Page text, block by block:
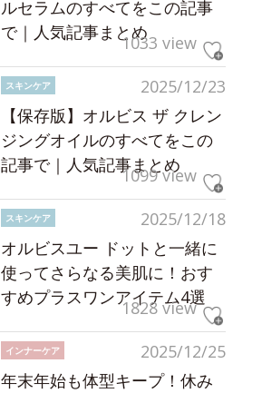
ルセラムのすべてをこの記事
で｜人気記事まとめ1033 view
2025/12/23
スキンケア
【保存版】オルビス ザ クレン
ジングオイルのすべてをこの
記事で｜人気記事まとめ
1099 view
2025/12/18
スキンケア
オルビスユー ドットと一緒に
使ってさらなる美肌に！おす
すめプラスワンアイテム4選
1828 view
2025/12/25
インナーケア
年末年始も体型キープ！休み